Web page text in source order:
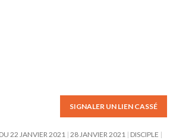
SIGNALER UN LIEN CASSÉ
22 JANVIER 2021 28 JANVIER 2021 DISCIPLE